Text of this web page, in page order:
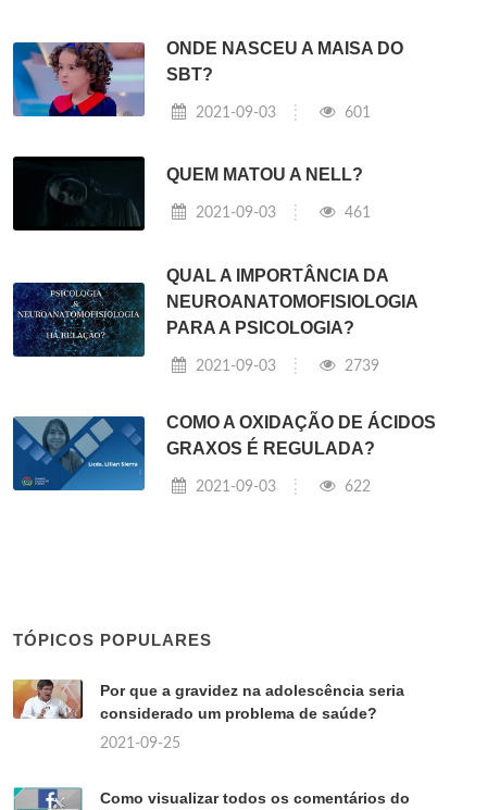
ONDE NASCEU A MAISA DO
SBT?
2021-09-03 601
QUEM MATOU A NELL?
2021-09-03 461
QUAL A IMPORTÂNCIA DA
NEUROANATOMOFISIOLOGIA
PARA A PSICOLOGIA?
2021-09-03 2739
COMO A OXIDAÇÃO DE ÁCIDOS
GRAXOS É REGULADA?
2021-09-03 622
TÓPICOS POPULARES
Por que a gravidez na adolescência seria
considerado um problema de saúde?
2021-09-25
Como visualizar todos os comentários do